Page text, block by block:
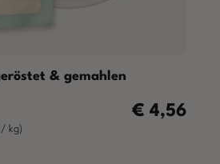
& gemahlen
Regulärer
€ 4,56
kg)